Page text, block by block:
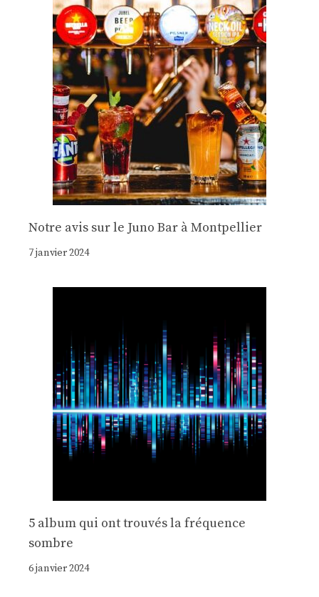
Notre avis sur le Juno Bar à Montpellier
7 janvier 2024
5 album qui ont trouvés la fréquence
sombre
6 janvier 2024